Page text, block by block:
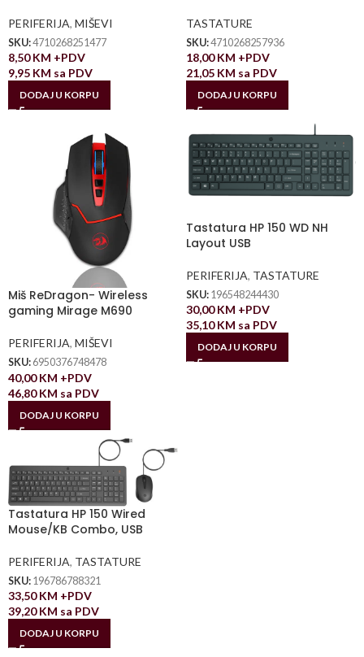
PERIFERIJA, MIŠEVI
SKU:4710268251477
8,50KM +PDV
9,95 KM sa PDV
DODAJ U KORPU
TASTATURE
SKU:4710268257936
18,00KM +PDV
21,05 KM sa PDV
DODAJ U KORPU
Miš ReDragon- Wireless
gaming Mirage M690
PERIFERIJA, MIŠEVI
SKU: 6950376748478
40,00KM +PDV
46,80KM sa PDV
DODAJ U KORPU
Tastatura HP 150 WD NH
Layout USB
PERIFERIJA, TASTATURE
SKU: 196548244430
30,00KM +PDV
35,10KM sa PDV
DODAJ U KORPU
Tastatura HP 150 Wired
Mouse/KB Combo, USB
PERIFERIJA, TASTATURE
SKU: 196786788321
33,50KM +PDV
39,20KM sa PDV
DODAJ U KORPU